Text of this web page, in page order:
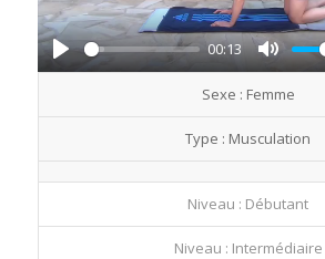
Play
00:13
Mute
Sexe : Femme
Type : Musculation
Niveau : Débutant
Niveau : Intermédiaire